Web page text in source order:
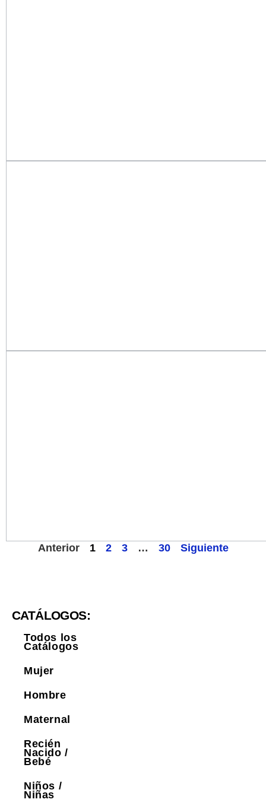
Anterior 1 2 3 … 30 Siguiente
CATÁLOGOS:
Todos los
Catálogos
Mujer
Hombre
Maternal
Recién
Nacido /
Bebé
Niños /
Niñas